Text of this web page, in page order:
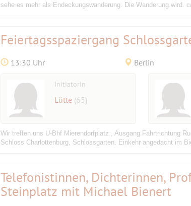
sehe es mehr als Endeckungswanderung. Die Wanderung wird.
Feiertagsspaziergang
13:30 Uhr Berlin
Initiatorin
Lütte (65)
Wir treffen uns U-Bhf Mierendorfplatz , Ausgang Fahrtrichtung
Schloss Charlottenburg, Schlossgarten. Einkehr angedacht im
Telefonistinnen, Dichterinnen,
Steinplatz mit Michael Bienert